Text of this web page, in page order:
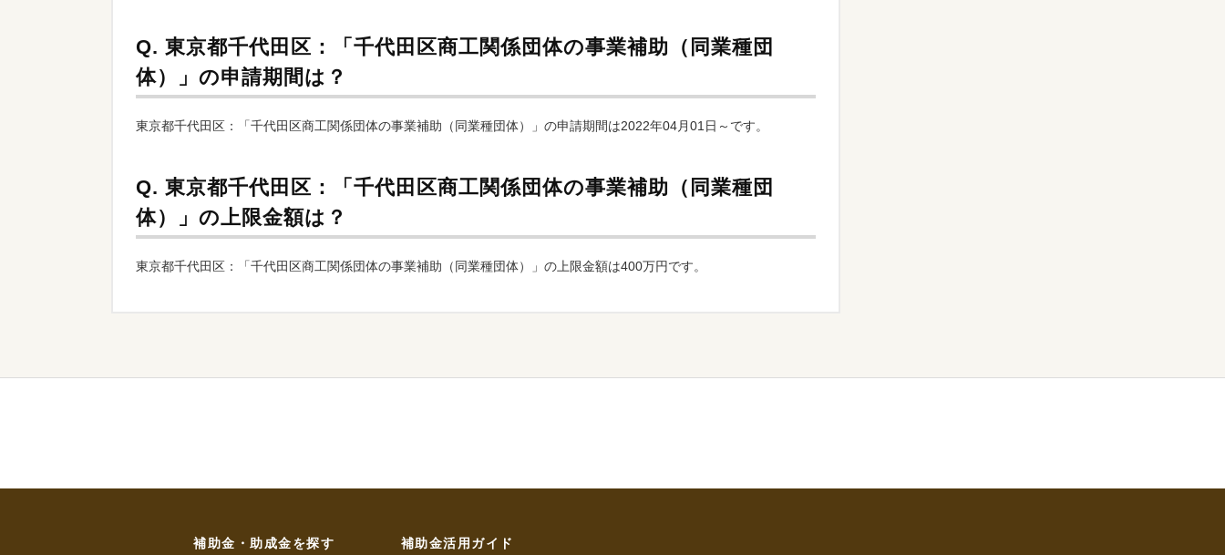
Q. 東京都千代田区：「千代田区商工関係団体の事業補助（同業種団
体）」の申請期間は？
東京都千代田区：「千代田区商工関係団体の事業補助（同業種団体）」の申請期間は2022年04月01日～です。
Q. 東京都千代田区：「千代田区商工関係団体の事業補助（同業種団
体）」の上限金額は？
東京都千代田区：「千代田区商工関係団体の事業補助（同業種団体）」の上限金額は400万円です。
補助金・助成金を探す 補助金活用ガイド